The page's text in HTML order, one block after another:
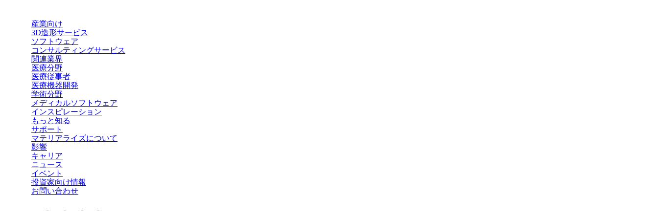
産業向け
3D造形サービス
ソフトウェア
コンサルティングサービス
関連業界
医療分野
医療従事者
医療機器開発
学術分野
メディカルソフトウェア
インスピレーション
もっと知る
サポート
マテリアライズについて
影響
キャリア
ニュース
イベント
投資家向け情報
お問い合わせ